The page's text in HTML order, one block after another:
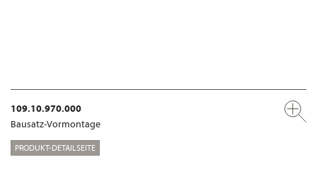
109.10.970.000
Bausatz-Vormontage
PRODUKT-DETAILSEITE